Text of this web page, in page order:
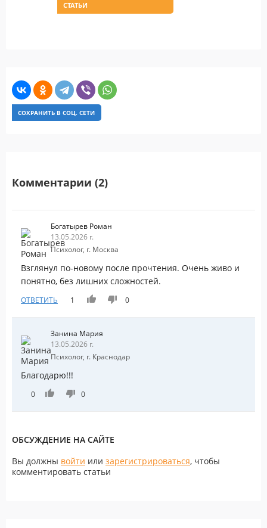
СТАТЬИ
СОХРАНИТЬ В СОЦ. СЕТИ
Комментарии (2)
Богатырев Роман
13.05.2026 г.
Психолог, г. Москва
Взглянул по-новому после прочтения. Очень живо и
понятно, без лишних сложностей.
ОТВЕТИТЬ 1 0
Занина Мария
13.05.2026 г.
Психолог, г. Краснодар
Благодарю!!!
0 0
ОБСУЖДЕНИЕ НА САЙТЕ
Вы должны войти или зарегистрироваться, чтобы
комментировать статьи